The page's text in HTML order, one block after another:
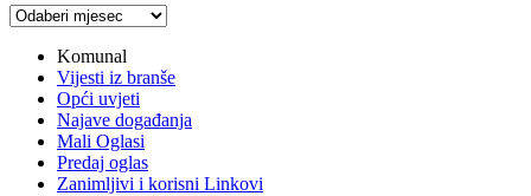
Arhiva
Komunal
Vijesti iz branše
Opći uvjeti
Najave događanja
Mali Oglasi
Predaj oglas
Zanimljivi i korisni Linkovi